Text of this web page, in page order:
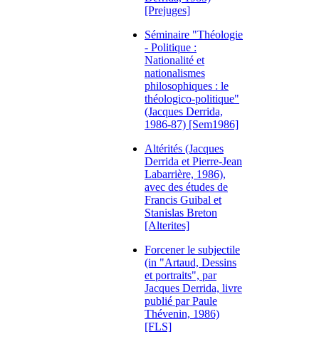
[Prejuges]
Séminaire "Théologie
- Politique :
Nationalité et
nationalismes
philosophiques : le
théologico-politique"
(Jacques Derrida,
1986-87) [Sem1986]
Altérités (Jacques
Derrida et Pierre-Jean
Labarrière, 1986),
avec des études de
Francis Guibal et
Stanislas Breton
[Alterites]
Forcener le subjectile
(in "Artaud, Dessins
et portraits", par
Jacques Derrida, livre
publié par Paule
Thévenin, 1986)
[FLS]